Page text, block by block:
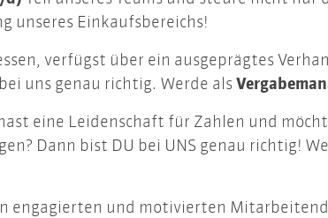
unseres Einkaufsbereichs!
verfügst über ein ausgeprägtes
uns genau richtig. Werde als
eine Leidenschaft für Zahlen und
Dann bist DU bei UNS genau richtig!
engagierten und motivierten